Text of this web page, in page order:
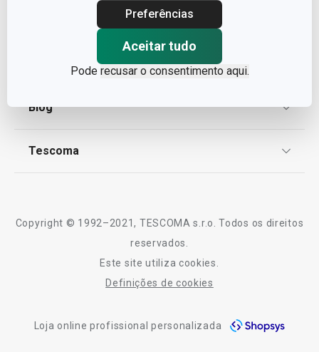
Preferências
Aceitar tudo
Pode recusar o consentimento aqui.
Proteção de informações pessoais
Livro de Reclamações
Encomendas
Perguntas Frequentes
Blog
Tescoma
Copyright © 1992–2021, TESCOMA s.r.o. Todos os direitos
reservados.
Este site utiliza cookies.
Definições de cookies
Loja online profissional personalizada